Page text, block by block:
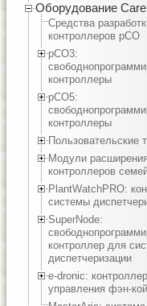
Оборудование
Средства
контроллеров pCO
pCO3:
контроллеры
pCO5:
контроллеры
Пользовательские
Модули
контроллеров
PlantWatchPRO:
системы
SuperNode:
контроллер для
диспетчеризации
e-dronic:
управления фэн-